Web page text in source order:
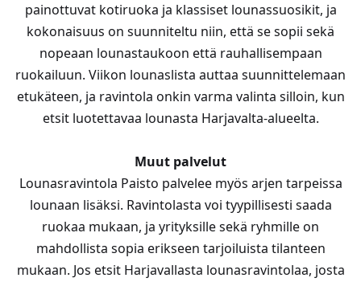
painottuvat kotiruoka ja klassiset lounassuosikit, ja
kokonaisuus on suunniteltu niin, että se sopii sekä
nopeaan lounastaukoon että rauhallisempaan
ruokailuun. Viikon lounaslista auttaa suunnittelemaan
etukäteen, ja ravintola onkin varma valinta silloin, kun
etsit luotettavaa lounasta Harjavalta-alueelta.
Muut palvelut
Lounasravintola Paisto palvelee myös arjen tarpeissa
lounaan lisäksi. Ravintolasta voi tyypillisesti saada
ruokaa mukaan, ja yrityksille sekä ryhmille on
mahdollista sopia erikseen tarjoiluista tilanteen
mukaan. Jos etsit Harjavallasta lounasravintolaa, josta